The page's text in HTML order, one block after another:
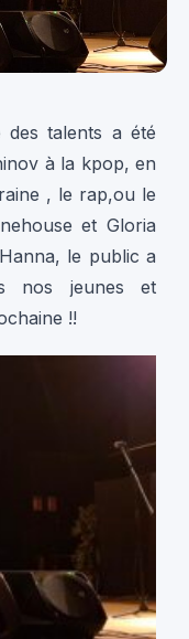
des talents a été
à la kpop, en
, le rap,ou le
et Gloria
le public a
nos jeunes et
!!